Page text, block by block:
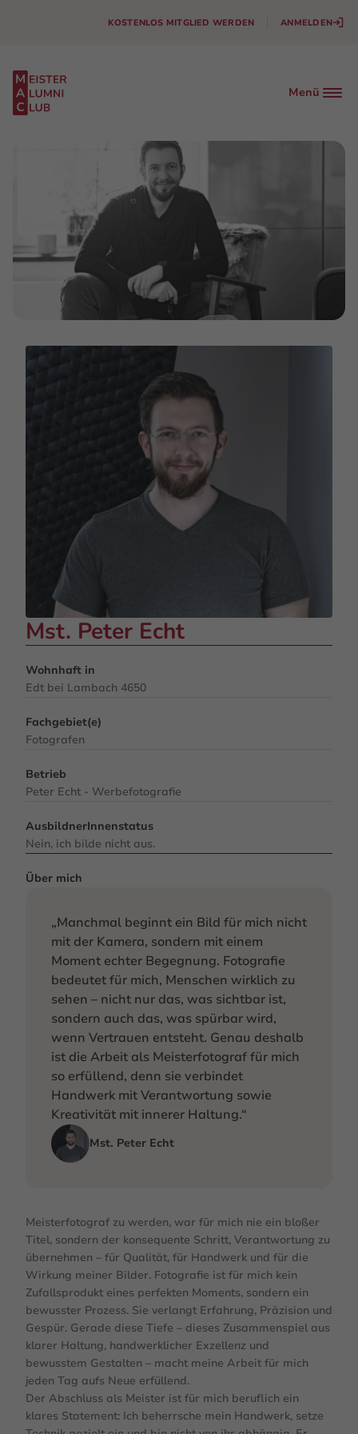
KOSTENLOS MITGLIED WERDEN ANMELDEN
Menü
Facebook
Instagram
Linkedin
Mst. Peter Echt
Wohnhaft in
Edt bei Lambach 4650
Fachgebiet(e)
Fotografen
Betrieb
Peter Echt - Werbefotografie
AusbildnerInnenstatus
Nein, ich bilde nicht aus.
Über mich
„Manchmal beginnt ein Bild für mich nicht
mit der Kamera, sondern mit einem
Moment echter Begegnung. Fotografie
bedeutet für mich, Menschen wirklich zu
sehen – nicht nur das, was sichtbar ist,
sondern auch das, was spürbar wird,
wenn Vertrauen entsteht. Genau deshalb
ist die Arbeit als Meisterfotograf für mich
so erfüllend, denn sie verbindet
Handwerk mit Verantwortung sowie
Kreativität mit innerer Haltung.“
Mst. Peter Echt
Meisterfotograf zu werden, war für mich nie ein bloßer
Titel, sondern der konsequente Schritt, Verantwortung zu
übernehmen – für Qualität, für Handwerk und für die
Wirkung meiner Bilder. Fotografie ist für mich kein
Zufallsprodukt eines perfekten Moments, sondern ein
bewusster Prozess. Sie verlangt Erfahrung, Präzision und
Gespür. Gerade diese Tiefe – dieses Zusammenspiel aus
klarer Haltung, handwerklicher Exzellenz und
bewusstem Gestalten – macht meine Arbeit für mich
jeden Tag aufs Neue erfüllend.
Der Abschluss als Meister ist für mich beruflich ein
klares Statement: Ich beherrsche mein Handwerk, setze